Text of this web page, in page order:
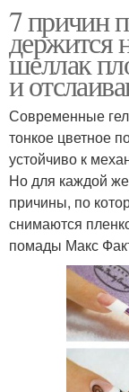
7 причин
держится
шеллак
и
Современные
тонкое цветное
устойчиво к
Но для каждой
причины, по
снимаются
помады Макс